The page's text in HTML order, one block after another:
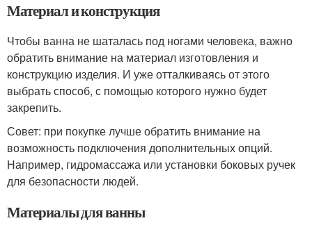
Материал и конструкция
Чтобы ванна не шаталась под ногами человека, важно
обратить внимание на материал изготовления и
конструкцию изделия. И уже отталкиваясь от этого
выбрать способ, с помощью которого нужно будет
закрепить.
Совет: при покупке лучше обратить внимание на
возможность подключения дополнительных опций.
Например, гидромассажа или установки боковых ручек
для безопасности людей.
Материалы для ванны